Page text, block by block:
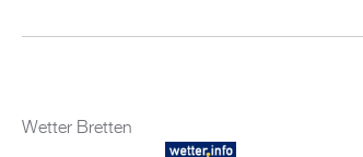
Wetter Bretten